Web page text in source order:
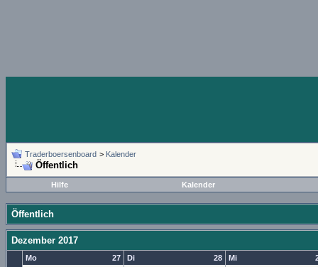
Traderboersenboard > Kalender
Öffentlich
Hilfe Kalender
Öffentlich
Dezember 2017
27
Mo 28
Di Mi